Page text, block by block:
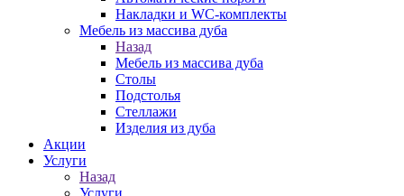
Накладки и WC-комплекты
Мебель из массива дуба
Назад
Мебель из массива дуба
Столы
Подстолья
Стеллажи
Изделия из дуба
Акции
Услуги
Назад
Услуги